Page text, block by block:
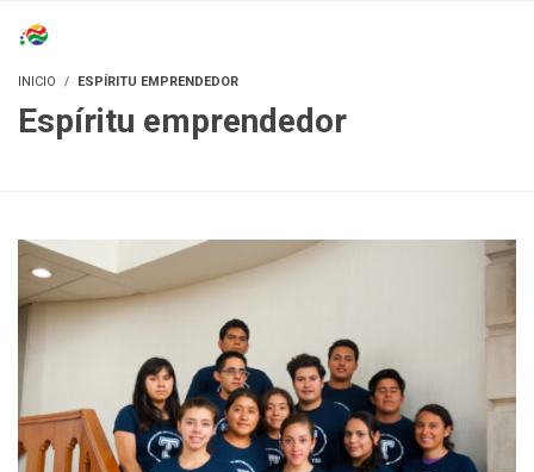
INICIO ESPÍRITU EMPRENDEDOR
Espíritu emprendedor